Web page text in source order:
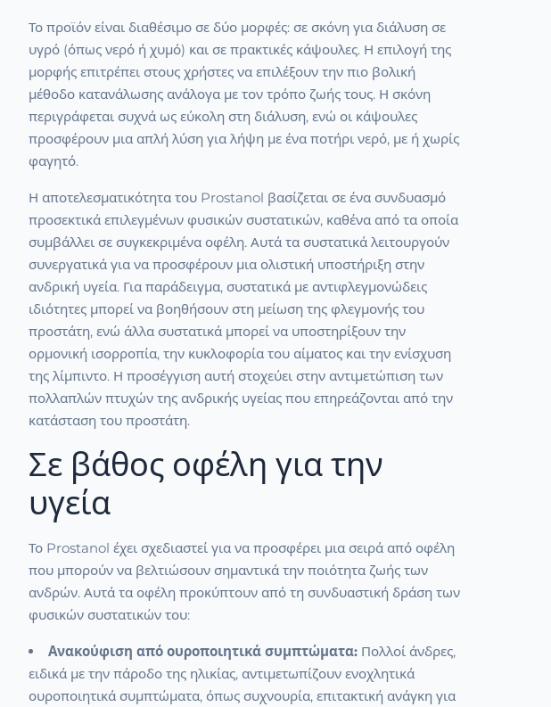
Το προϊόν είναι διαθέσιμο σε δύο μορφές: σε σκόνη για διάλυση σε
υγρό (όπως νερό ή χυμό) και σε πρακτικές κάψουλες. Η επιλογή της
μορφής επιτρέπει στους χρήστες να επιλέξουν την πιο βολική
μέθοδο κατανάλωσης ανάλογα με τον τρόπο ζωής τους. Η σκόνη
περιγράφεται συχνά ως εύκολη στη διάλυση, ενώ οι κάψουλες
προσφέρουν μια απλή λύση για λήψη με ένα ποτήρι νερό, με ή χωρίς
φαγητό.
Η αποτελεσματικότητα του Prostanol βασίζεται σε ένα συνδυασμό
προσεκτικά επιλεγμένων φυσικών συστατικών, καθένα από τα οποία
συμβάλλει σε συγκεκριμένα οφέλη. Αυτά τα συστατικά λειτουργούν
συνεργατικά για να προσφέρουν μια ολιστική υποστήριξη στην
ανδρική υγεία. Για παράδειγμα, συστατικά με αντιφλεγμονώδεις
ιδιότητες μπορεί να βοηθήσουν στη μείωση της φλεγμονής του
προστάτη, ενώ άλλα συστατικά μπορεί να υποστηρίξουν την
ορμονική ισορροπία, την κυκλοφορία του αίματος και την ενίσχυση
της λίμπιντο. Η προσέγγιση αυτή στοχεύει στην αντιμετώπιση των
πολλαπλών πτυχών της ανδρικής υγείας που επηρεάζονται από την
κατάσταση του προστάτη.
Σε βάθος οφέλη για την
υγεία
Το Prostanol έχει σχεδιαστεί για να προσφέρει μια σειρά από οφέλη
που μπορούν να βελτιώσουν σημαντικά την ποιότητα ζωής των
ανδρών. Αυτά τα οφέλη προκύπτουν από τη συνδυαστική δράση των
φυσικών συστατικών του:
Ανακούφιση από ουροποιητικά συμπτώματα:Πολλοί άνδρες,
ειδικά με την πάροδο της ηλικίας, αντιμετωπίζουν ενοχλητικά
ουροποιητικά συμπτώματα, όπως συχνουρία, επιτακτική ανάγκη για